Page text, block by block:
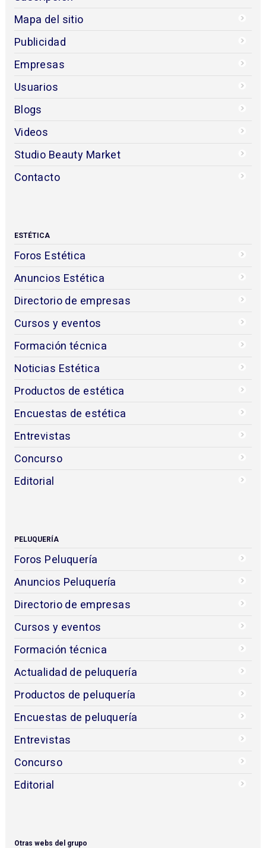
Mapa del sitio
Publicidad
Empresas
Usuarios
Blogs
Videos
Studio Beauty Market
Contacto
ESTÉTICA
Foros Estética
Anuncios Estética
Directorio de empresas
Cursos y eventos
Formación técnica
Noticias Estética
Productos de estética
Encuestas de estética
Entrevistas
Concurso
Editorial
PELUQUERÍA
Foros Peluquería
Anuncios Peluquería
Directorio de empresas
Cursos y eventos
Formación técnica
Actualidad de peluquería
Productos de peluquería
Encuestas de peluquería
Entrevistas
Concurso
Editorial
Otras webs del grupo